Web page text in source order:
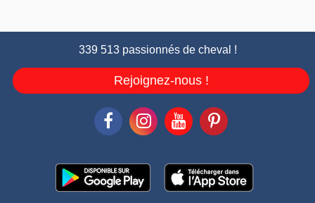
339 513 passionnés de cheval !
Rejoignez-nous !